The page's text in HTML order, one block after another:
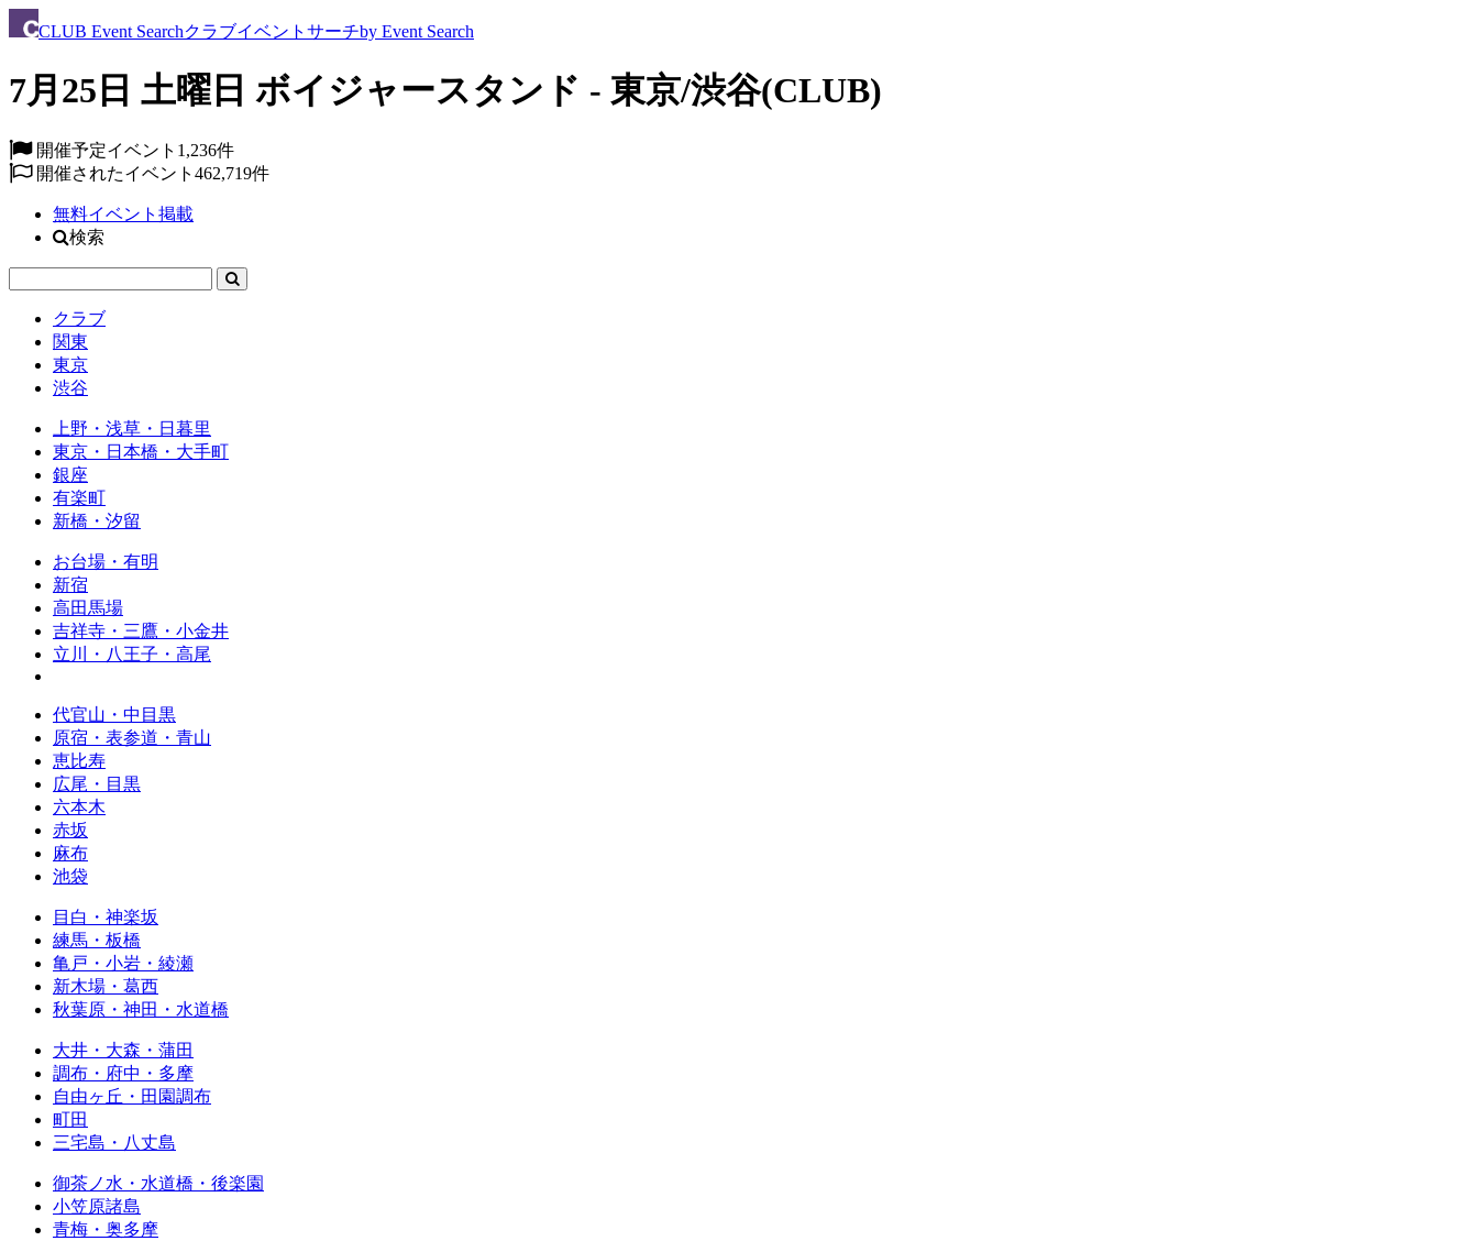
CLUB Event Searchクラブイベントサーチby Event Search
7月25日 土曜日 ボイジャースタンド - 東京/渋谷(CLUB)
開催予定イベント 1,236件
開催されたイベント 462,719件
無料イベント掲載
検索
クラブ
関東
東京
渋谷
上野・浅草・日暮里
東京・日本橋・大手町
銀座
有楽町
新橋・汐留
お台場・有明
新宿
高田馬場
吉祥寺・三鷹・小金井
立川・八王子・高尾
代官山・中目黒
原宿・表参道・青山
恵比寿
広尾・目黒
六本木
赤坂
麻布
池袋
目白・神楽坂
練馬・板橋
亀戸・小岩・綾瀬
新木場・葛西
秋葉原・神田・水道橋
大井・大森・蒲田
調布・府中・多摩
自由ヶ丘・田園調布
町田
三宅島・八丈島
御茶ノ水・水道橋・後楽園
小笠原諸島
青梅・奥多摩